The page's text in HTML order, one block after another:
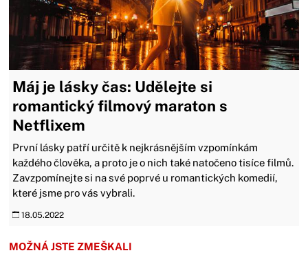
Máj je lásky čas: Udělejte si
romantický filmový maraton s
Netflixem
První lásky patří určitě k nejkrásnějším vzpomínkám
každého člověka, a proto je o nich také natočeno tisíce filmů.
Zavzpomínejte si na své poprvé u romantických komedií,
které jsme pro vás vybrali.
18.05.2022
MOŽNÁ JSTE ZMEŠKALI